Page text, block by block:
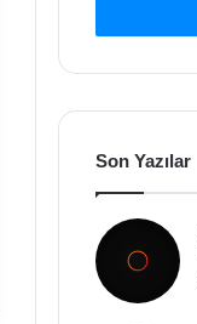
Son Yazılar